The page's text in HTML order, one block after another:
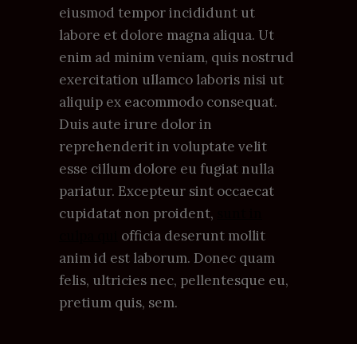
eiusmod tempor incididunt ut
labore et dolore magna aliqua. Ut
enim ad minim veniam, quis nostrud
exercitation ullamco laboris nisi ut
aliquip ex eacommodo consequat.
Duis aute irure dolor in
reprehenderit in voluptate velit
esse cillum dolore eu fugiat nulla
pariatur. Excepteur sint occaecat
cupidatat non proident,
officia deserunt mollit
anim id est laborum. Donec quam
felis, ultricies nec, pellentesque eu,
pretium quis, sem.